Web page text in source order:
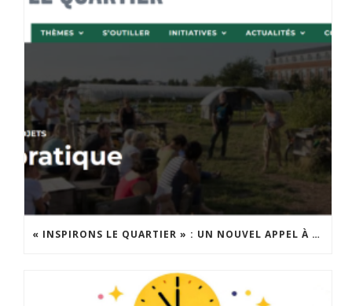
« INSPIRONS LE QUARTIER » : UN NOUVEL APPEL À PROJETS EST LANCÉ !